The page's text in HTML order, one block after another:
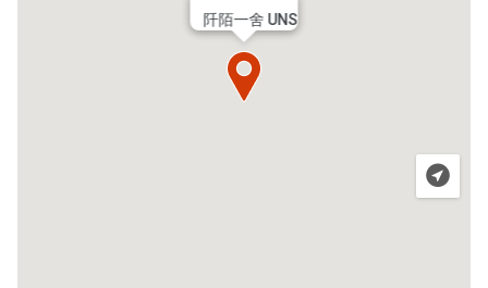
阡陌一舍 UNS